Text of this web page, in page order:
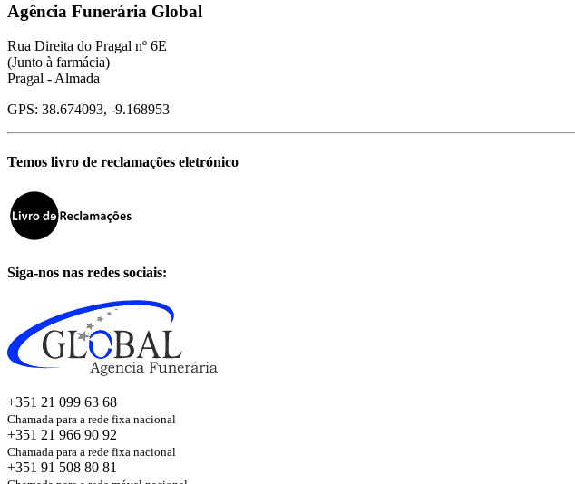
Agência Funerária Global
Rua Direita do Pragal nº 6E
(Junto à farmácia)
Pragal - Almada
GPS: 38.674093, -9.168953
Temos livro de reclamações eletrónico
Siga-nos nas redes sociais:
+351 21 099 63 68
Chamada para a rede fixa nacional
+351 21 966 90 92
Chamada para a rede fixa nacional
+351 91 508 80 81